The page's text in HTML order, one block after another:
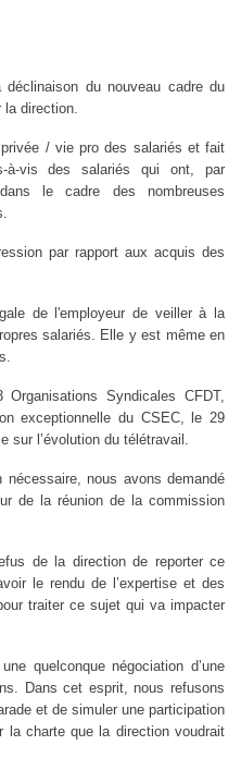
du nouveau cadre du
direction.
/ vie pro des salariés et fait
à-vis des salariés qui ont, par
le cadre des nombreuses
par rapport aux acquis des
de l'employeur de veiller à la
salariés. Elle y est même en
Syndicales CFDT,
exceptionnelle du CSEC, le 29
sur l’évolution du télétravail.
nécessaire, nous avons demandé
de la réunion de la commission
de la direction de reporter ce
le rendu de l’expertise et des
traiter ce sujet qui va impacter
quelconque négociation d’une
Dans cet esprit, nous refusons
et de simuler une participation
charte que la direction voudrait